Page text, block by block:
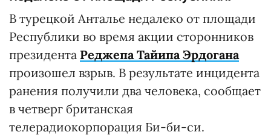
В турецкой Анталье недалеко от площади
Республики во время акции сторонников
президента Реджепа Тайипа Эрдогана
произошел взрыв. В результате инцидента
ранения получили два человека, сообщает
в четверг британская
телерадиокорпорация Би-би-си.